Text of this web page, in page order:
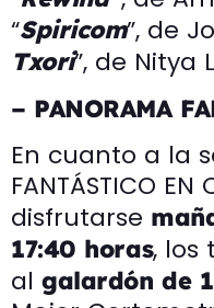
“Spiricom”, de
Txori”, de Nitya
– PANORAMA
En cuanto a la
FANTÁSTICO
disfrutarse
17:40 horas, los
al galardón de